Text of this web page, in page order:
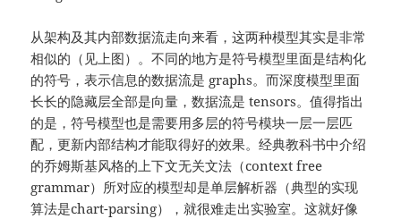
从架构及其内部数据流走向来看，这两种模型其实是非常
相似的（见上图）。不同的地方是符号模型里面是结构化
的符号，表示信息的数据流是 graphs。而深度模型里面
长长的隐藏层全部是向量，数据流是 tensors。值得指出
的是，符号模型也是需要用多层的符号模块一层一层匹
配，更新内部结构才能取得好的效果。经典教科书中介绍
的乔姆斯基风格的上下文无关文法（context free
grammar）所对应的模型却是单层解析器（典型的实现
算法是chart-parsing），就很难走出实验室。这就好像